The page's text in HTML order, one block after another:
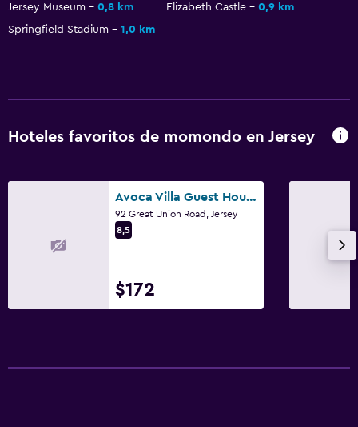
Jersey Museum 0,8 km Elizabeth Castle
0,9 km
Springfield Stadium
1,0 km
Hoteles favoritos de momondo en Jersey
Avoca Villa Guest House
92 Great Union Road, Jersey
8,5
$172